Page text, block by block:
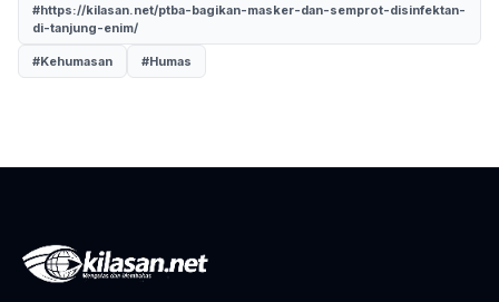
#https://kilasan.net/ptba-bagikan-masker-dan-semprot-disinfektan-
di-tanjung-enim/
#Kehumasan #Humas